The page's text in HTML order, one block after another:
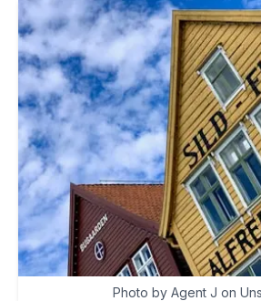
Photo by Agent J on